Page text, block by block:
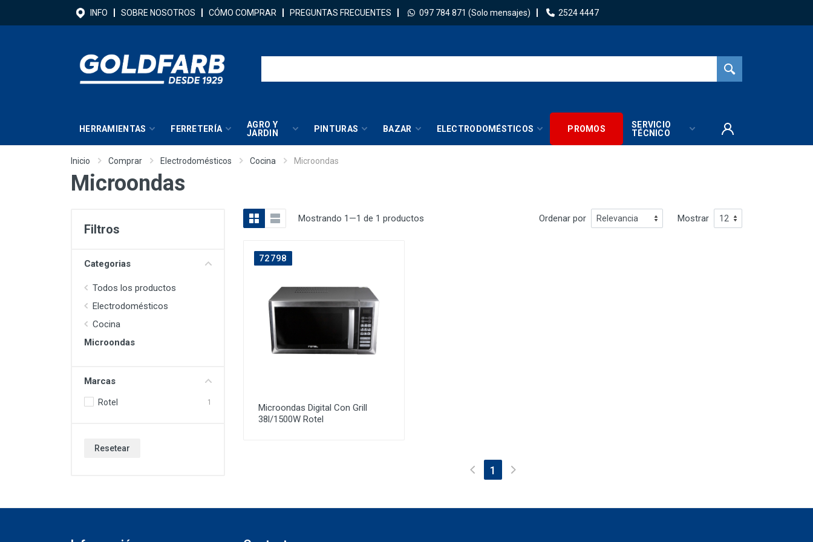
INFO SOBRE NOSOTROS CÓMO COMPRAR PREGUNTAS FRECUENTES 097 784 871 (Solo mensajes) 2524 4447
HERRAMIENTAS FERRETERÍA
AGRO Y
JARDIN
PINTURAS BAZAR ELECTRODOMÉSTICOS PROMOS
SERVICIO
TÉCNICO
Inicio Comprar Electrodomésticos Cocina Microondas
Microondas
Filtros
Categorias
Todos los productos
Electrodomésticos
Cocina
Microondas
Marcas
Rotel 1
Resetear
Mostrando 1—1 de 1 productos Ordenar por Mostrar
72798
Microondas Digital Con Grill
38l/1500W Rotel
1 (current)